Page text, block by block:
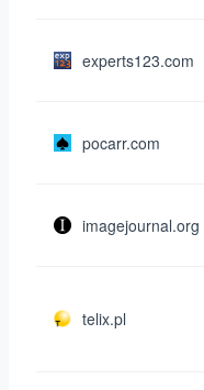
experts123.com
pocarr.com
imagejournal.org
telix.pl